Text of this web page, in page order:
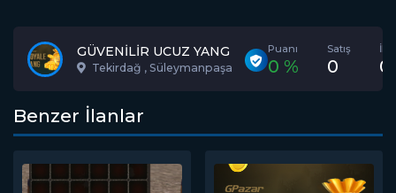
GÜVENİLİR UCUZ YANG
Tekirdağ , Süleymanpaşa
Puanı
0 %
Satış
0 0
Benzer İlanlar